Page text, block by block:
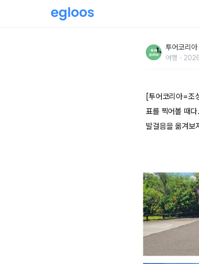
투어코리아
여행
[투어코리아=조
표를 찍어볼 때
발걸음을 옮겨보